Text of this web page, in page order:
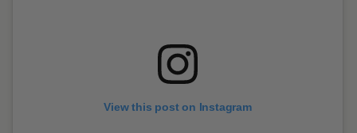
View this post on Instagram